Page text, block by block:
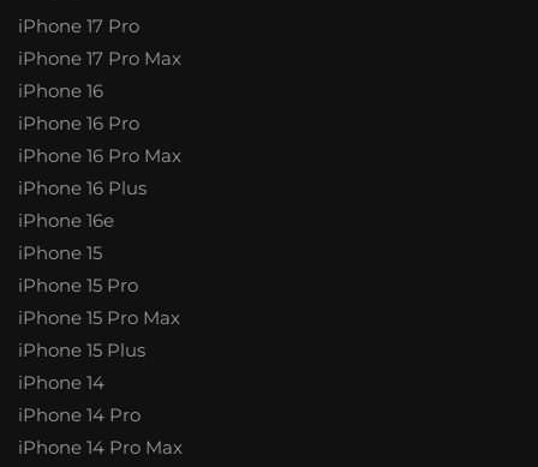
iPhone 17 Pro
iPhone 17 Pro Max
iPhone 16
iPhone 16 Pro
iPhone 16 Pro Max
iPhone 16 Plus
iPhone 16e
iPhone 15
iPhone 15 Pro
iPhone 15 Pro Max
iPhone 15 Plus
iPhone 14
iPhone 14 Pro
iPhone 14 Pro Max